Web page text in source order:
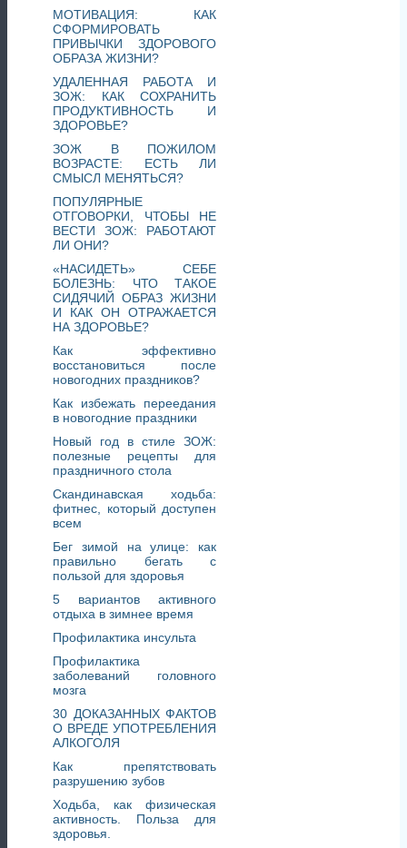
МОТИВАЦИЯ: КАК
СФОРМИРОВАТЬ
ПРИВЫЧКИ ЗДОРОВОГО
ОБРАЗА ЖИЗНИ?
УДАЛЕННАЯ РАБОТА И
ЗОЖ: КАК СОХРАНИТЬ
ПРОДУКТИВНОСТЬ И
ЗДОРОВЬЕ?
ЗОЖ В ПОЖИЛОМ
ВОЗРАСТЕ: ЕСТЬ ЛИ
СМЫСЛ МЕНЯТЬСЯ?
ПОПУЛЯРНЫЕ
ОТГОВОРКИ, ЧТОБЫ НЕ
ВЕСТИ ЗОЖ: РАБОТАЮТ
ЛИ ОНИ?
«НАСИДЕТЬ» СЕБЕ
БОЛЕЗНЬ: ЧТО ТАКОЕ
СИДЯЧИЙ ОБРАЗ ЖИЗНИ
И КАК ОН ОТРАЖАЕТСЯ
НА ЗДОРОВЬЕ?
Как эффективно
восстановиться после
новогодних праздников?
Как избежать переедания
в новогодние праздники
Новый год в стиле ЗОЖ:
полезные рецепты для
праздничного стола
Скандинавская ходьба:
фитнес, который доступен
всем
Бег зимой на улице: как
правильно бегать с
пользой для здоровья
5 вариантов активного
отдыха в зимнее время
Профилактика инсульта
Профилактика
заболеваний головного
мозга
30 ДОКАЗАННЫХ ФАКТОВ
О ВРЕДЕ УПОТРЕБЛЕНИЯ
АЛКОГОЛЯ
Как препятствовать
разрушению зубов
Ходьба, как физическая
активность. Польза для
здоровья.